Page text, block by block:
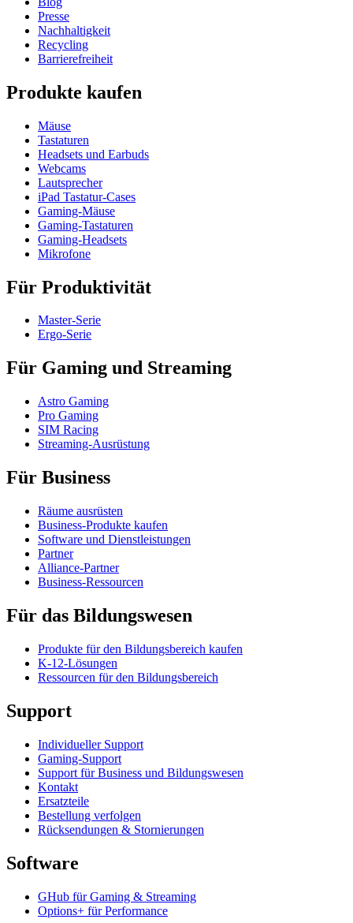
Presse
Nachhaltigkeit
Recycling
Barrierefreiheit
Produkte kaufen
Mäuse
Tastaturen
Headsets und Earbuds
Webcams
Lautsprecher
iPad Tastatur-Cases
Gaming-Mäuse
Gaming-Tastaturen
Gaming-Headsets
Mikrofone
Für Produktivität
Master-Serie
Ergo-Serie
Für Gaming und Streaming
Astro Gaming
Pro Gaming
SIM Racing
Streaming-Ausrüstung
Für Business
Räume ausrüsten
Business-Produkte kaufen
Software und Dienstleistungen
Partner
Alliance-Partner
Business-Ressourcen
Für das Bildungswesen
Produkte für den Bildungsbereich kaufen
K-12-Lösungen
Ressourcen für den Bildungsbereich
Support
Individueller Support
Gaming-Support
Support für Business und Bildungswesen
Kontakt
Ersatzteile
Bestellung verfolgen
Rücksendungen & Stornierungen
Software
GHub für Gaming & Streaming
Options+ für Performance